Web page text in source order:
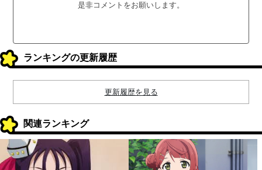
是非コメントをお願いします。
ランキングの更新履歴
更新履歴を見る
関連ランキング